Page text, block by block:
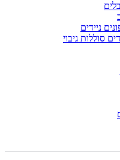
ניידים
סוללות גיבוי